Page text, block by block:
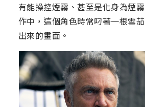
有能操控煙霧、甚至是化身為煙
作中，這個角色時常叼著一根雪
出來的畫面。